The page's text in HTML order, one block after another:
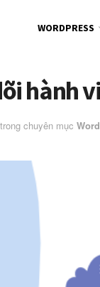
WORDPRESS
hành
trong chuyên mục